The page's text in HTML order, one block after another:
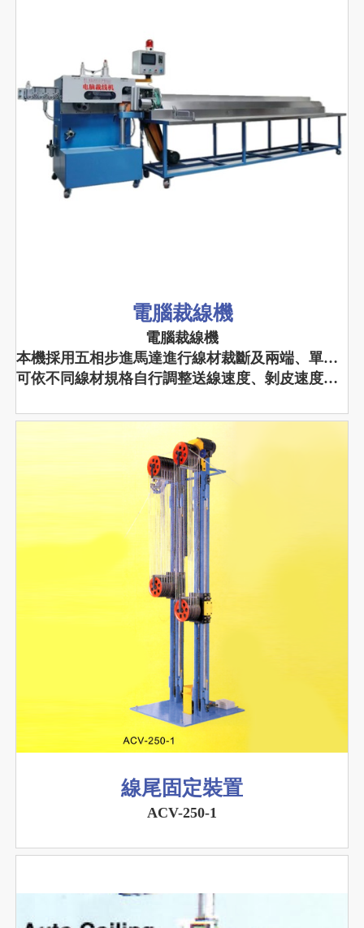
電腦裁線機
電腦裁線機
本機採用五相步進馬達進行線材裁斷及兩端、單端剝皮或半剝及中間剝皮的多功能機器。
可依不同線材規格自行調整送線速度、剝皮速度、切膠速度及切斷速度,更能達到廣泛實用性。
線尾固定裝置
ACV-250-1